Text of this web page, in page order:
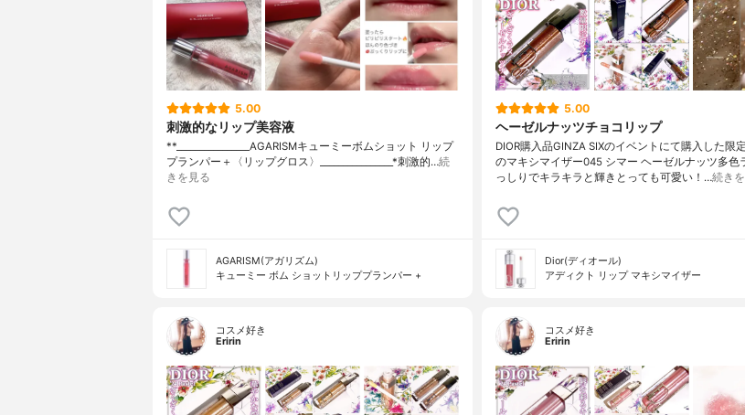
5.00
刺激的なリップ美容液
**________________⁡AGARISM⁡キューミーボムショット リップ
プランパー＋〈リップグロス〉⁡________________⁡⁡⁡*刺激的…続
きを見る
AGARISM(アガリズム)
キューミー ボム ショットリッププランパー +
5.00
ヘーゼルナッツチョコリップ
DIOR購入品GINZA SIXのイベントにて購入した限
のマキシマイザー045 シマー ヘーゼルナッツ多色
っしりでキラキラと輝きとっても可愛い！…続き
Dior(ディオール)
アディクト リップ マキシマイザー
コスメ好き
Eririn
コスメ好き
Eririn